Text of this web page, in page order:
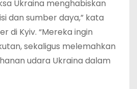
Ukraina menghabiskan
dan sumber daya,” kata
di Kyiv. “Mereka ingin
sekaligus melemahkan
udara Ukraina dalam